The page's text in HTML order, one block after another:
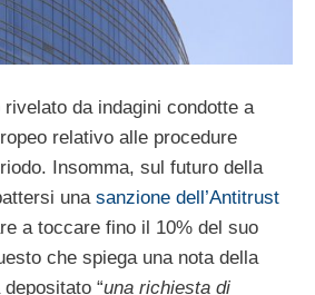
da indagini condotte a
relativo alle procedure
Insomma, sul futuro della
una sanzione dell’Antitrust
a toccare fino il 10% del suo
che spiega una nota della
“una richiesta di